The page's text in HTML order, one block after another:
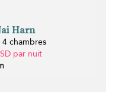
Harn
chambres
par nuit